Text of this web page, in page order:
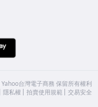
Yahoo台灣電子商務 保留所有權利
隱私權 拍賣使用規範 交易安全